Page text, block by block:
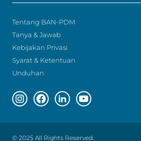
Tentang BAN-PDM
Tanya & Jawab
Kebijakan Privasi
Syarat & Ketentuan
Unduhan
© 2025 All Rights Reserved.